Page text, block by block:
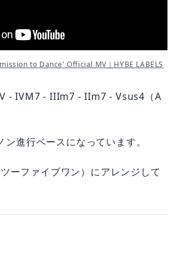
to Dance' Official MV｜HYBE LABELS
- IVM7 - IIIm7 - IIm7 - Vsus4（A
進行ベースになっています。
ーファイブワン）にアレンジして